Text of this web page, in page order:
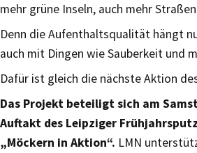
mehr grüne Inseln, auch mehr
Denn die Aufenthaltsqualität hängt
auch mit Dingen wie Sauberkeit und
Dafür ist gleich die nächste Aktion
Das Projekt beteiligt sich am
Auftakt des Leipziger
„Möckern in Aktion“. LMN